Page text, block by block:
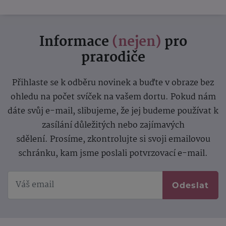
Informace (nejen) pro
prarodiče
Přihlaste se k odběru novinek a buďte v obraze bez
ohledu na počet svíček na vašem dortu. Pokud nám
dáte svůj e-mail, slibujeme, že jej budeme používat k
zasílání důležitých nebo zajímavých
sdělení. Prosíme, zkontrolujte si svoji emailovou
schránku, kam jsme poslali potvrzovací e-mail.
Odeslat